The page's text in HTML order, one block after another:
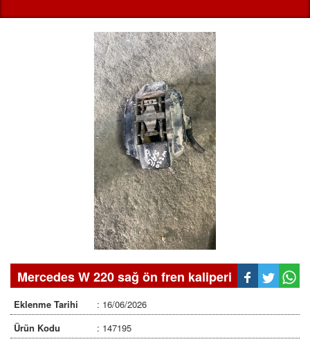
Mercedes W 220 sağ ön fren kaliperi
Eklenme Tarihi
: 16/06/2026
Ürün Kodu
: 147195